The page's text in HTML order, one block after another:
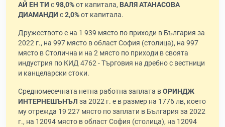
АЙ ЕН ТИ с98,0%от капитала, ВАЛЯ АТАНАСОВА
ДИАМАНДИ с2,0%от капитала.
Дружеството е на 1 939 място по приходи в България за
2022 г., на 997 място в област София (столица), на 997
място в Столична и на 2 място по приходи в своята
индустрия по КИД 4762 - Търговия на дребно с вестници
и канцеларски стоки.
Средномесечната нетна работна заплата вОРИНДЖ
ИНТЕРНЕШЪНЪЛ за 2022 г. е в размер на 1776 лв, което
му отрежда 19 227 място по заплати в България за 2022
г., на 12094 място в област София (столица), на 12094